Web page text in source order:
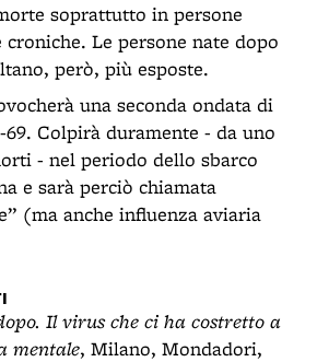
soprattutto in persone
Le persone nate dopo
però, più esposte.
una seconda ondata di
69. Colpirà duramente - da uno
- nel periodo dello sbarco
e sarà perciò chiamata
(ma anche influenza aviaria
Il virus che ci ha costretto a
mentale, Milano, Mondadori,